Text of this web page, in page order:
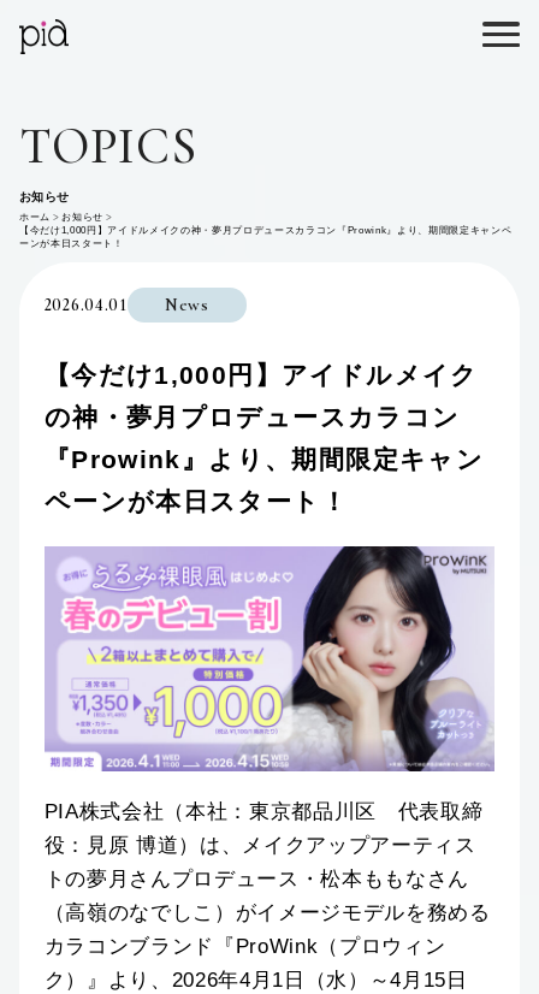
TOPICS
お知らせ
ホーム
お知らせ
【今だけ1,000円】アイドルメイクの神・夢月プロデュースカラコン『Prowink』より、期間限定キャンペ
ーンが本日スタート！
2026.04.01 News
【今だけ1,000円】アイドルメイク
の神・夢月プロデュースカラコン
『Prowink』より、期間限定キャン
ペーンが本日スタート！
PIA株式会社（本社：東京都品川区 代表取締
役：見原 博道）は、メイクアップアーティス
トの夢月さんプロデュース・松本ももなさん
（高嶺のなでしこ）がイメージモデルを務める
カラコンブランド『ProWink（プロウィン
ク）』より、2026年4月1日（水）～4月15日